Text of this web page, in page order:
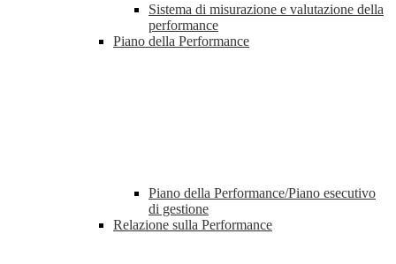
Sistema di misurazione e valutazione della
performance
Piano della Performance
Piano della Performance/Piano esecutivo
di gestione
Relazione sulla Performance